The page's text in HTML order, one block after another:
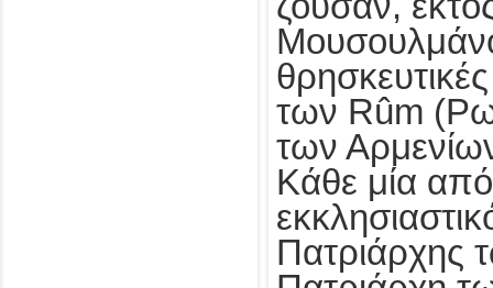
των Rûm
των
Κάθε μία από
Πατριάρχης